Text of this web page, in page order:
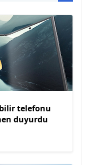
telefonu
duyurdu